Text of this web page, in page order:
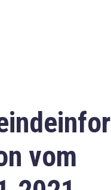
vom